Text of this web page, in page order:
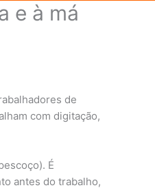
e à má
de
com digitação,
É
antes do trabalho,